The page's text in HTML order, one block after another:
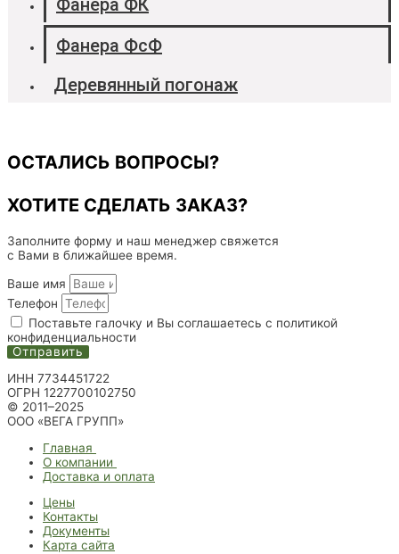
Фанера ФсФ
Деревянный погонаж
ОСТАЛИСЬ ВОПРОСЫ?
ХОТИТЕ СДЕЛАТЬ ЗАКАЗ?
Заполните форму и наш менеджер свяжется
с Вами в ближайшее время.
Ваше имя
Телефон
Поставьте галочку и Вы соглашаетесь с политикой
конфиденциальности
Отправить
ИНН 7734451722
ОГРН 1227700102750
© 2011–2025
ООО «ВЕГА ГРУПП»
Главная
О компании
Доставка и оплата
Цены
Контакты
Документы
Карта сайта